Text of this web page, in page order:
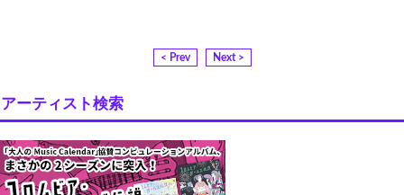
< Prev Next >
アーティスト検索